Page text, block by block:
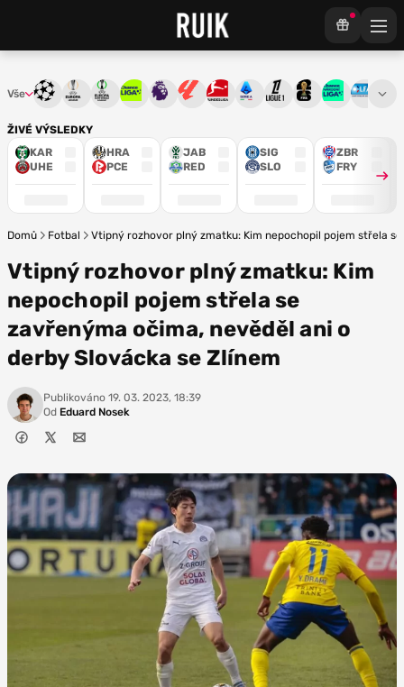
ŽIVÉ VÝSLEDKY
KAR
UHE
HRA
PCE
JAB
RED
SIG
SLO
ZBR
FRY
Vše Liga mistrůEvropská liga
Konferenční liga
Chance ligaPremier League
La LigaBundesliga
Serie ALigue 1Mistrovství světa
Chance3. ČFL
Domů Fotbal Vtipný rozhovor plný zmatku: Kim nepochopil pojem střela
Vtipný rozhovor plný zmatku: Kim
nepochopil pojem střela se
zavřenýma očima, nevěděl ani o
derby Slovácka se Zlínem
Publikováno 19. 03. 2023, 18:39
Od Eduard Nosek